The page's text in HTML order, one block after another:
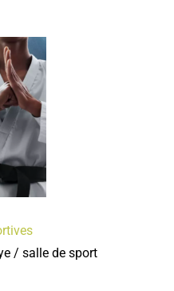
/ salle de sport